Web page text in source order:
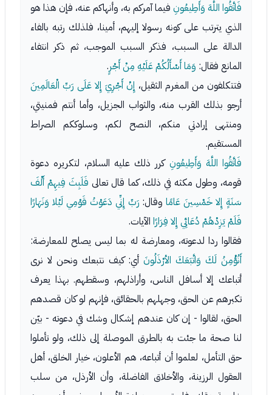
فَاتَّقُوا اللَّهَ وَأَطِيعُونِ فيما آمركم به، وأنهاكم عنه، فإن هذا هو
الذي يترتب على كونه رسولا إليهم، أمينا، فلذلك رتبه بالفاء
الدالة على السبب، فذكر السبب الموجب، ثم ذكر انتفاء
المانع فقال: وَمَا أَسْأَلُكُمْ عَلَيْهِ مِنْ أَجْرٍ.
فتتكلفون من المغرم الثقيل، إِنْ أَجْرِيَ إِلا عَلَى رَبِّ الْعَالَمِينَ
أرجو بذلك القرب منه، والثواب الجزيل، وأما أنتم فمنيتي،
ومنتهى إرادتي منكم، النصح لكم، وسلوككم الصراط
المستقيم.
فَاتَّقُوا اللَّهَ وَأَطِيعُونِ كرر ذلك عليه السلام، لتكريره دعوة
قومه، وطول مكثه في ذلك، كما قال تعالى فَلَبِثَ فِيهِمْ أَلْفَ
سَنَةٍ إِلا خَمْسِينَ عَامًاوقال: رَبِّ إِنِّي دَعَوْتُ قَوْمِي لَيْلا وَنَهَارًا
فَلَمْ يَزِدْهُمْ دُعَائِي إِلا فِرَارًا الآيات.
فقالوا ردا لدعوته، ومعارضة له بما ليس يصلح للمعارضة:
أَنُؤْمِنُ لَكَ وَاتَّبَعَكَ الأرْذَلُونَأي: كيف نتبعك ونحن لا نرى
أتباعك إلا أسافل الناس، وأراذلهم، وسقطهم. بهذا يعرف
تكبرهم عن الحق، وجهلهم بالحقائق، فإنهم لو كان قصدهم
الحق، لقالوا - إن كان عندهم إشكال وشك في دعوته - بيّن
لنا صحة ما جئت به بالطرق الموصلة إلى ذلك، ولو تأملوا
حق التأمل، لعلموا أن أتباعه، هم الأعلون، خيار الخلق، أهل
العقول الرزينة، والأخلاق الفاضلة، وأن الأرذل، من سلب